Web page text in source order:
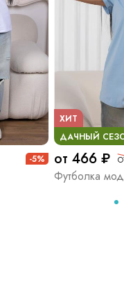
-5%
ДАЧНЫЙ
ХИТ
от 466 ₽
Футболка